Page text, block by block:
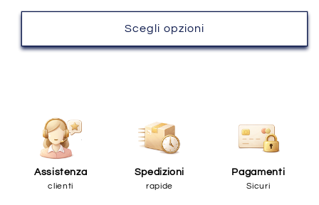
di
Scegli opzioni
Assistenza
clienti
Spedizioni
rapide
Pagamenti
Sicuri